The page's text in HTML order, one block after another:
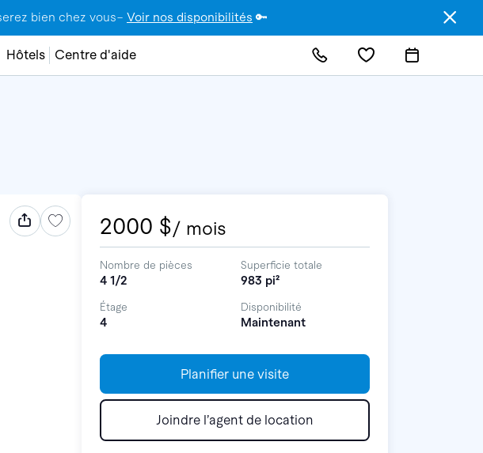
bien chez vous– Voir nos disponibilités 🔑
Hôtels Centre d'aide
2000 $/ mois
Nombre de pièces
4 1/2
Superficie totale
983 pi²
Étage
4
Disponibilité
Maintenant
Planifier une visite
Joindre l’agent de location